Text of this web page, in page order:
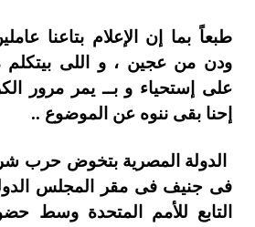
طبعاً بما إن الإعلام بتاعنا
ودن من عجين ، و اللى بيتكلم
على إستحياء و بــ يمر مرور
إحنا بقى ننوه عن الموضوع ..
الدولة المصرية بتخوض حرب
فى جنيف فى مقر المجلس